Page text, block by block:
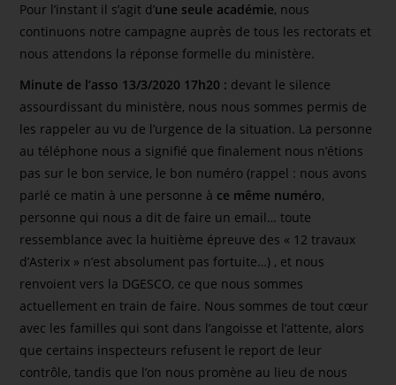
Pour l’instant il s’agit d’une seule académie, nous
continuons notre campagne auprès de tous les rectorats et
nous attendons la réponse formelle du ministère.
Minute de l’asso 13/3/2020 17h20 : devant le silence
assourdissant du ministère, nous nous sommes permis de
les rappeler au vu de l’urgence de la situation. La personne
au téléphone nous a signifié que finalement nous n’étions
pas sur le bon service, le bon numéro (rappel : nous avons
parlé ce matin à une personne à ce même numéro,
personne qui nous a dit de faire un email… toute
ressemblance avec la huitième épreuve des « 12 travaux
d’Asterix » n’est absolument pas fortuite…) , et nous
renvoient vers la DGESCO, ce que nous sommes
actuellement en train de faire. Nous sommes de tout cœur
avec les familles qui sont dans l’angoisse et l’attente, alors
que certains inspecteurs refusent le report de leur
contrôle, tandis que l’on nous promène au lieu de nous